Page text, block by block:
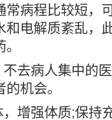
常病程比较短，
和电解质紊乱，
去病人集中的
机会。
增强体质;保持